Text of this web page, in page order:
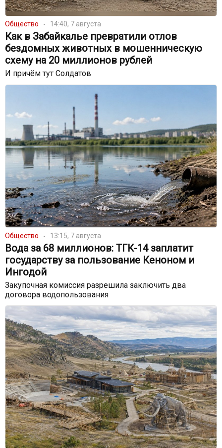
Общество 14:40, 7 августа
Как в Забайкалье превратили отлов
бездомных животных в мошенническую
схему на 20 миллионов рублей
И причём тут Солдатов
Общество 13:15, 7 августа
Вода за 68 миллионов: ТГК-14 заплатит
государству за пользование Кеноном и
Ингодой
Закупочная комиссия разрешила заключить два
договора водопользования